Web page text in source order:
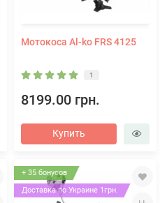
Мотокоса Al-ko FRS 4125
1
8199.00 грн.
Купить
+ 35 бонусов
Доставка по Украине 1грн.